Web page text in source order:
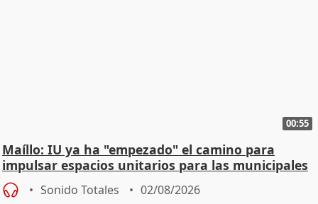
00:55
Maíllo: IU ya ha "empezado" el camino para
impulsar espacios unitarios para las municipales
Sonido Totales 02/08/2026